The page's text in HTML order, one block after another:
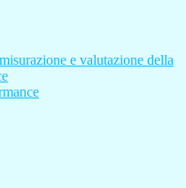
e valutazione della